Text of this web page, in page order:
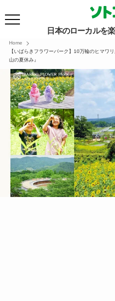
日本のローカルを
Home
【いばらきフラワーパーク】10万輪のヒマワ
山の夏休み』